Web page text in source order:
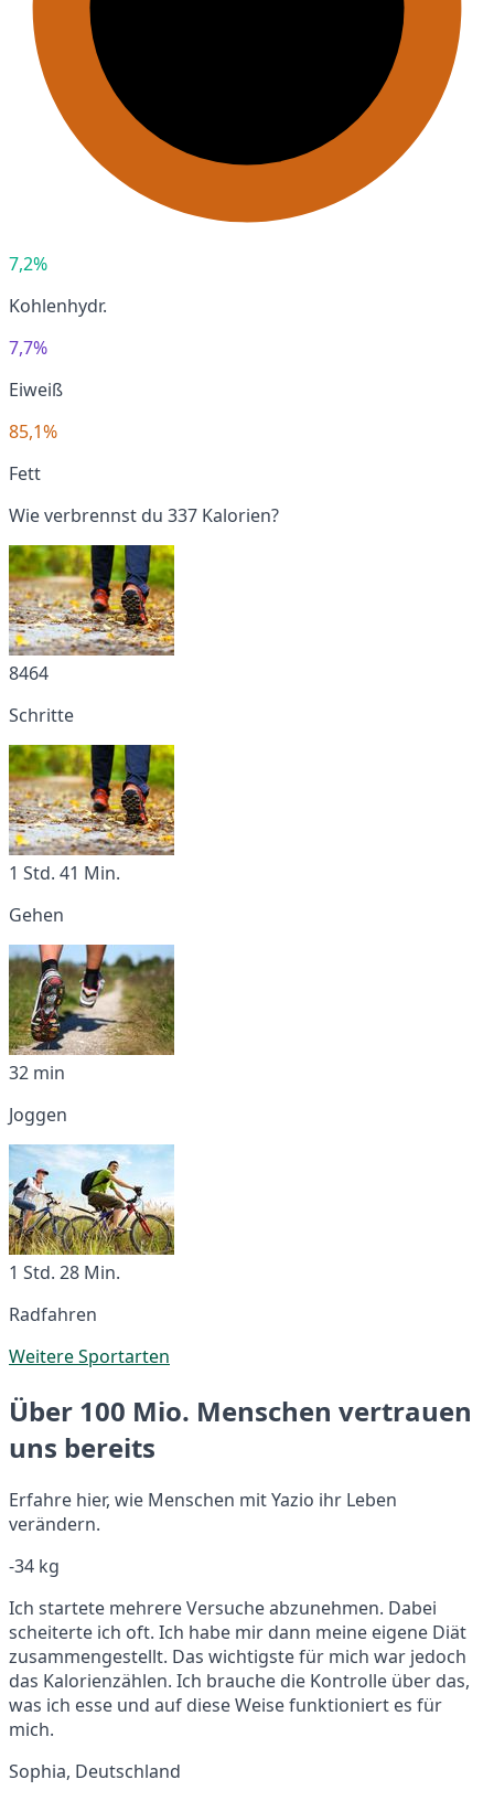
7,2%
Kohlenhydr.
7,7%
Eiweiß
85,1%
Fett
Wie verbrennst du 337 Kalorien?
8464
Schritte
1 Std. 41 Min.
Gehen
32 min
Joggen
1 Std. 28 Min.
Radfahren
Weitere Sportarten
Über 100 Mio. Menschen vertrauen
uns bereits
Erfahre hier, wie Menschen mit Yazio ihr Leben
verändern.
-34 kg
Ich startete mehrere Versuche abzunehmen. Dabei
scheiterte ich oft. Ich habe mir dann meine eigene Diät
zusammengestellt. Das wichtigste für mich war jedoch
das Kalorienzählen. Ich brauche die Kontrolle über das,
was ich esse und auf diese Weise funktioniert es für
mich.
Sophia, Deutschland